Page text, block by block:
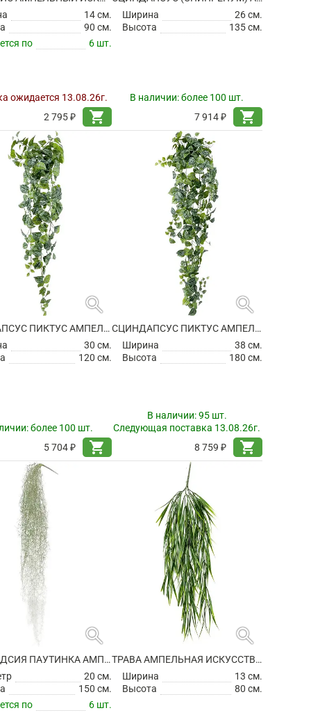
14 см.
90 см.
по
6 шт.
ожидается 13.08.26г.
2 795 ₽
shopping_cart
Ширина
26 см.
Высота
135 см.
В наличии:более 100 шт.
7 914 ₽
shopping_cart
search
СЦИНДАПСУС ПИКТУС АМПЕЛЬНЫЙ ИСКУССТВЕННЫЙ
30 см.
120 см.
более 100 шт.
5 704 ₽
shopping_cart
search
СЦИНДАПСУС ПИКТУС АМПЕЛЬНЫЙ ИСКУССТВЕННЫЙ
Ширина
38 см.
Высота
180 см.
В наличии:95 шт.
Следующая поставка 13.08.26г.
8 759 ₽
shopping_cart
search
ТИЛЛАНДСИЯ ПАУТИНКА АМПЕЛЬНАЯ ИСКУССТВЕННАЯ
20 см.
150 см.
по
6 шт.
search
ТРАВА АМПЕЛЬНАЯ ИСКУССТВЕННАЯ
Ширина
13 см.
Высота
80 см.